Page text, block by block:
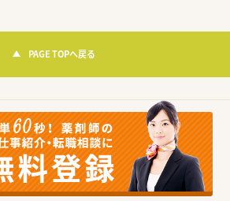
PAGE TOPへ戻る